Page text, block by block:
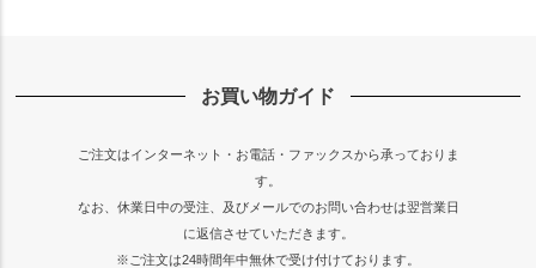
お買い物ガイド
ご注文はインターネット・お電話・ファックスから承っておりま
す。
なお、休業日中の受注、及びメールでのお問い合わせは翌営業日
に返信させていただきます。
※ご注文は24時間年中無休で受け付けております。